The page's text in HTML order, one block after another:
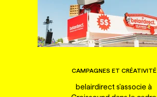
CAMPAGNES ET CRÉATIVITÉ
belairdirect s'associe à